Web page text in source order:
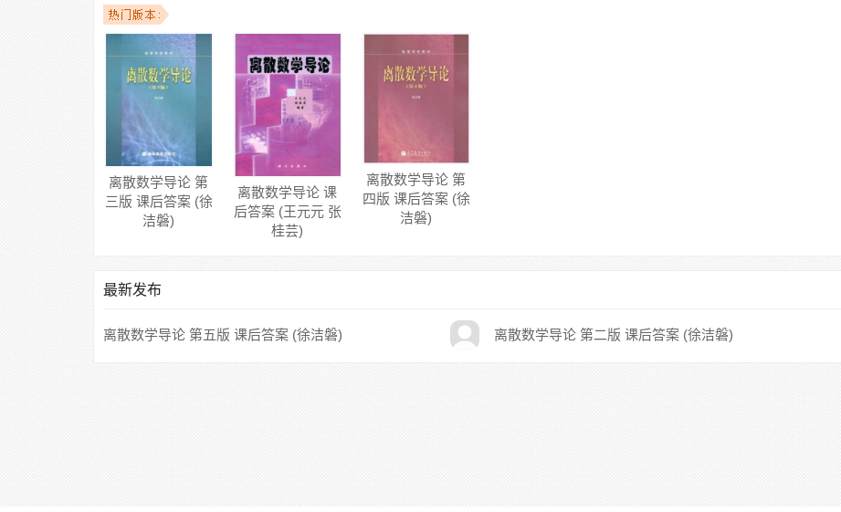
范学院、西安电子科技大学、郑州大学、苏州科技学院 等。
离散数学导论 第
三版 课后答案 (徐
洁磐)
离散数学导论 课
后答案 (王元元 张
桂芸)
离散数学导论 第
四版 课后答案 (徐
洁磐)
最新发布
离散数学导论 第五版 课后答案 (徐洁磐) 离散数学导论 第二版 课后答案 (徐洁磐)